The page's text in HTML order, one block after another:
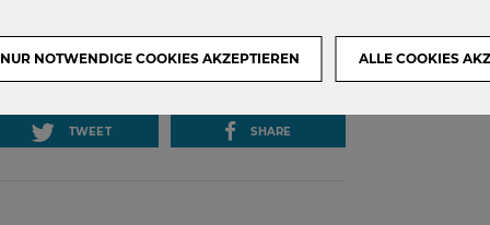
SHARE
TWEET
NUR NOTWENDIGE COOKIES AKZEPTIEREN ALLE COOKIES